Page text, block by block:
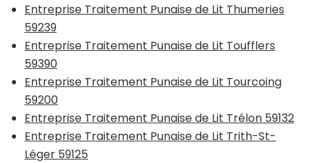
Entreprise Traitement Punaise de Lit Thumeries
59239
Entreprise Traitement Punaise de Lit Toufflers
59390
Entreprise Traitement Punaise de Lit Tourcoing
59200
Entreprise Traitement Punaise de Lit Trélon 59132
Entreprise Traitement Punaise de Lit Trith-St-
Léger 59125